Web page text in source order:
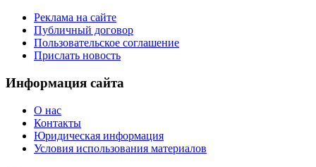
Реклама на сайте
Публичный договор
Пользовательское соглашение
Прислать новость
Информация сайта
О нас
Контакты
Юридическая информация
Условия использования материалов